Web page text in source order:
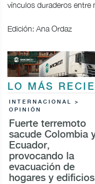
vínculos duraderos entre
Edición: Ana Ordaz
LO MÁS
INTERNACIONAL >
OPINIÓN
Fuerte terremoto
sacude Colombia
Ecuador,
provocando la
evacuación de
hogares y edificios